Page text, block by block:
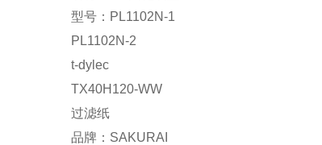
型号：PL1102N-1
PL1102N-2
t-dylec
TX40H120-WW
过滤纸
品牌：SAKURAI